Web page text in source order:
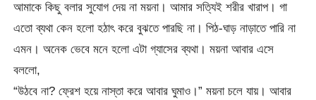
আমাকে কিছু বলার সুযোগ দেয় না ময়না। আমার সত্যিই শরীর খারাপ। গা
এতো ব্যথা কেন হলো হঠাৎ করে বুঝতে পারছি না। পিঠ-ঘাড় নাড়াতে পারি না
এমন। অনেক ভেবে মনে হলো এটা গ্যাসের ব্যথা। ময়না আবার এসে
বললো,
“উঠবে না? ফ্রেশ হয়ে নাস্তা করে আবার ঘুমাও।” ময়না চলে যায়। আবার